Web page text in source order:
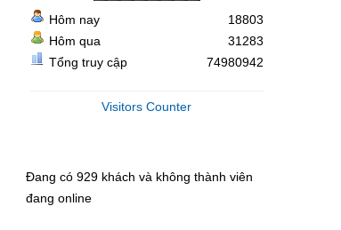
Hôm nay
Hôm qua
Tổng truy cập
18803
31283
74980942
Visitors Counter
Đang có 929 khách và không thành viên
đang online